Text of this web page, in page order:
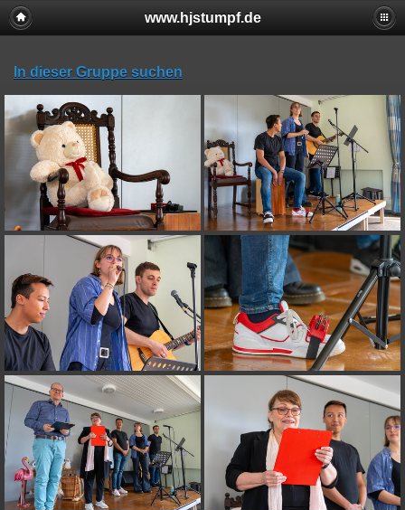
www.hjstumpf.de
In dieser Gruppe suchen